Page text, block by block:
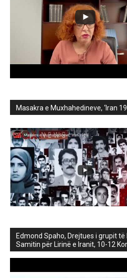
Masakra e Muxhahedineve, ‘Iran
Edmond Spaho, Drejtues i grupit
Samitin për Lirinë e Iranit, 10-12